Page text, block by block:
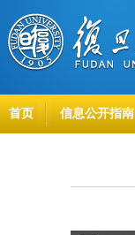
首页 信息公开指南